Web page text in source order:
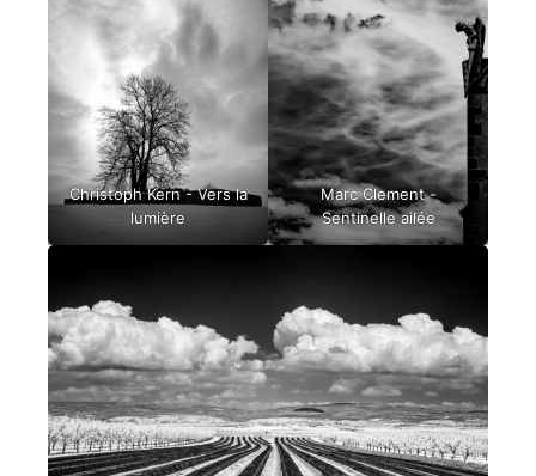
Christoph Kern - Vers la
lumière
Marc Clement -
Sentinelle ailée